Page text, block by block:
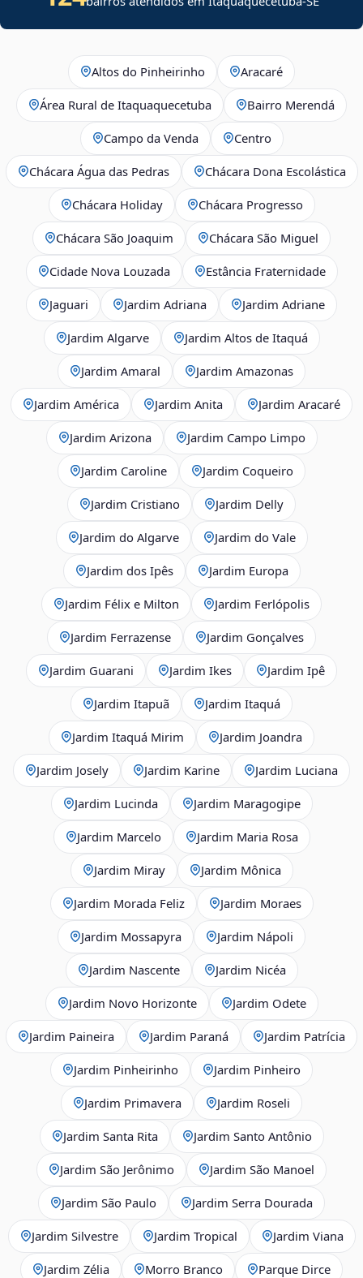
Altos do Pinheirinho Aracaré
Área Rural de Itaquaquecetuba Bairro Merendá
Campo da Venda Centro
Chácara Água das Pedras Chácara Dona Escolástica
Chácara Holiday Chácara Progresso
Chácara São Joaquim Chácara São Miguel
Cidade Nova Louzada Estância Fraternidade
Jaguari Jardim Adriana Jardim Adriane
Jardim Algarve Jardim Altos de Itaquá
Jardim Amaral Jardim Amazonas
Jardim América Jardim Anita Jardim Aracaré
Jardim Arizona Jardim Campo Limpo
Jardim Caroline Jardim Coqueiro
Jardim Cristiano Jardim Delly
Jardim do Algarve Jardim do Vale
Jardim dos Ipês Jardim Europa
Jardim Félix e Milton Jardim Ferlópolis
Jardim Ferrazense Jardim Gonçalves
Jardim Guarani Jardim Ikes Jardim Ipê
Jardim Itapuã Jardim Itaquá
Jardim Itaquá Mirim Jardim Joandra
Jardim Josely Jardim Karine Jardim Luciana
Jardim Lucinda Jardim Maragogipe
Jardim Marcelo Jardim Maria Rosa
Jardim Miray Jardim Mônica
Jardim Morada Feliz Jardim Moraes
Jardim Mossapyra Jardim Nápoli
Jardim Nascente Jardim Nicéa
Jardim Novo Horizonte Jardim Odete
Jardim Paineira Jardim Paraná Jardim Patrícia
Jardim Pinheirinho Jardim Pinheiro
Jardim Primavera Jardim Roseli
Jardim Santa Rita Jardim Santo Antônio
Jardim São Jerônimo Jardim São Manoel
Jardim São Paulo Jardim Serra Dourada
Jardim Silvestre Jardim Tropical Jardim Viana
Jardim Zélia Morro Branco Parque Dirce